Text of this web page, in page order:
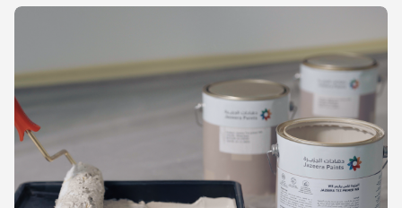
التخطي
إلى
نهاية
معرض
الصور